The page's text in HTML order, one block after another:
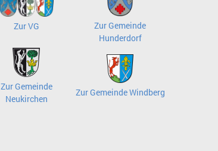
Zur VG
Zur Gemeinde
Hunderdorf
Zur Gemeinde
Neukirchen
Zur Gemeinde Windberg